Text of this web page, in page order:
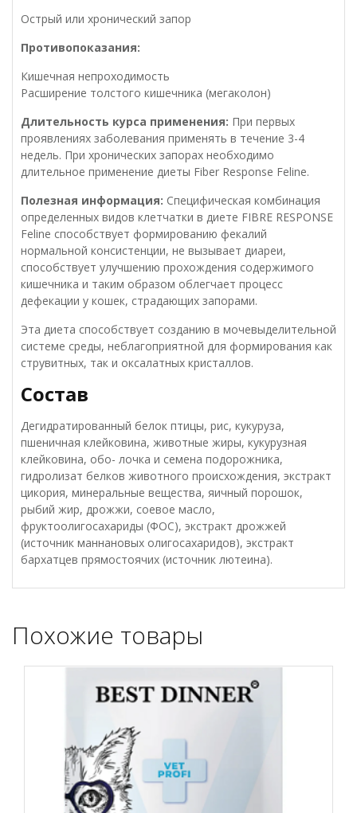
Острый или хронический запор
Противопоказания:
Кишечная непроходимость
Расширение толстого кишечника (мегаколон)
Длительность курса применения: При первых
проявлениях заболевания применять в течение 3-4
недель. При хронических запорах необходимо
длительное применение диеты Fiber Response Feline.
Полезная информация: Специфическая комбинация
определенных видов клетчатки в диете FIBRE RESPONSE
Feline способствует формированию фекалий
нормальной консистенции, не вызывает диареи,
способствует улучшению прохождения содержимого
кишечника и таким образом облегчает процесс
дефекации у кошек, страдающих запорами.
Эта диета способствует созданию в мочевыделительной
системе среды, неблагоприятной для формирования как
струвитных, так и оксалатных кристаллов.
Состав
Дегидратированный белок птицы, рис, кукуруза,
пшеничная клейковина, животные жиры, кукурузная
клейковина, обо- лочка и семена подорожника,
гидролизат белков животного происхождения, экстракт
цикория, минеральные вещества, яичный порошок,
рыбий жир, дрожжи, соевое масло,
фруктоолигосахариды (ФОС), экстракт дрожжей
(источник маннановых олигосахаридов), экстракт
бархатцев прямостоячих (источник лютеина).
Похожие товары